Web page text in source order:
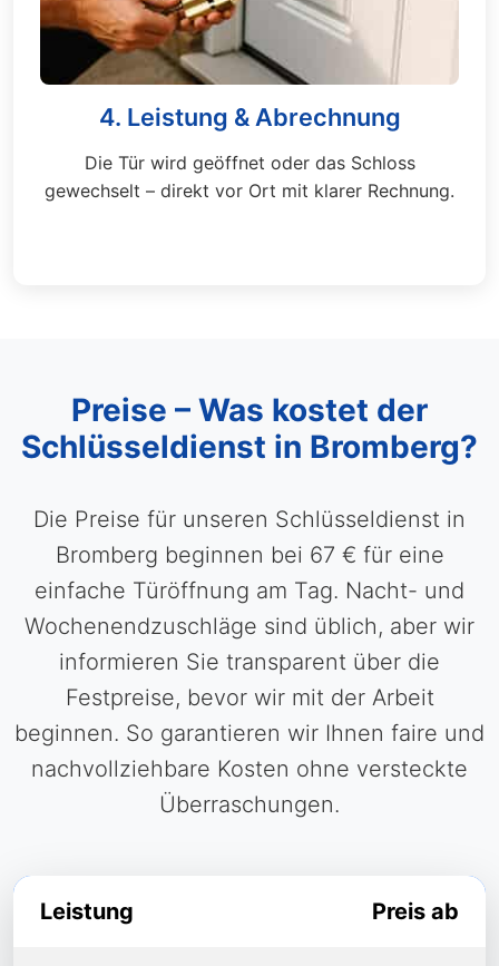
4. Leistung & Abrechnung
Die Tür wird geöffnet oder das Schloss
gewechselt – direkt vor Ort mit klarer Rechnung.
Preise – Was kostet der
Schlüsseldienst in Bromberg?
Die Preise für unseren Schlüsseldienst in
Bromberg beginnen bei 67 € für eine
einfache Türöffnung am Tag. Nacht- und
Wochenendzuschläge sind üblich, aber wir
informieren Sie transparent über die
Festpreise, bevor wir mit der Arbeit
beginnen. So garantieren wir Ihnen faire und
nachvollziehbare Kosten ohne versteckte
Überraschungen.
Leistung Preis ab